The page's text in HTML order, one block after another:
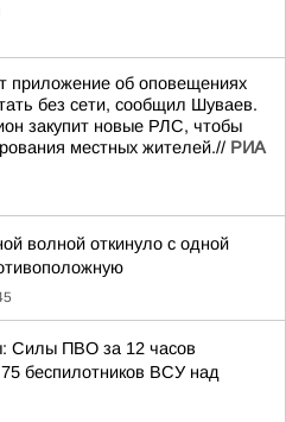
приложение об оповещениях
без сети, сообщил Шуваев.
закупит новые РЛС, чтобы
местных жителей.// РИА
волной откинуло с одной
Силы ПВО за 12 часов
беспилотников ВСУ над